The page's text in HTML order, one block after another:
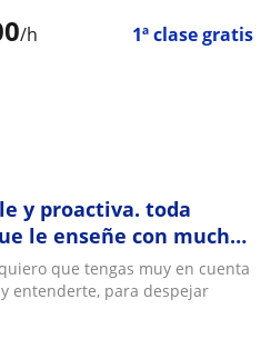
/h 1ª clase gratis
y proactiva. toda
le enseñe con mucho
que tengas muy en cuenta
entenderte, para despejar